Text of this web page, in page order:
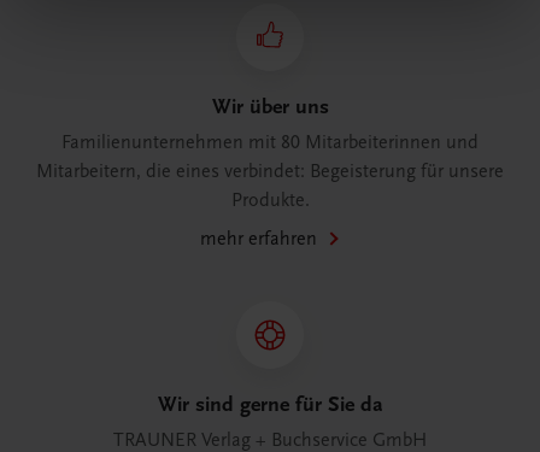
Wir über uns
Familienunternehmen mit 80 Mitarbeiterinnen und
Mitarbeitern, die eines verbindet: Begeisterung für unsere
Produkte.
mehr erfahren
Wir sind gerne für Sie da
TRAUNER Verlag + Buchservice GmbH